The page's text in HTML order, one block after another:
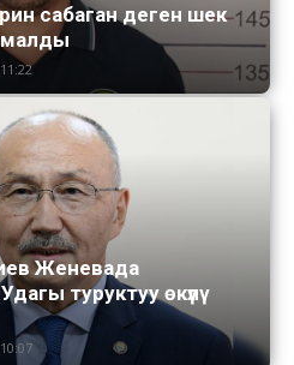
сабаган деген шек
Женевада
туруктуу өкүлү